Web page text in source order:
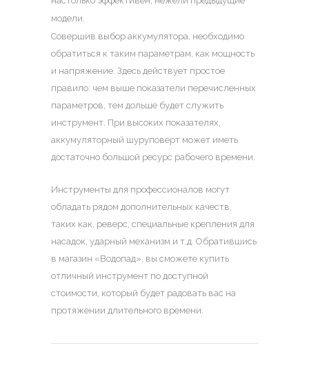
модели.
Совершив выбор аккумулятора, необходимо
обратиться к таким параметрам, как мощность
и напряжение. Здесь действует простое
правило: чем выше показатели перечисленных
параметров, тем дольше будет служить
инструмент. При высоких показателях,
аккумуляторный шуруповерт может иметь
достаточно большой ресурс рабочего времени.
Инструменты для профессионалов могут
обладать рядом дополнительных качеств,
таких как, реверс, специальные крепления для
насадок, ударный механизм и т.д. Обратившись
в магазин «Водопад», вы сможете купить
отличный инструмент по доступной
стоимости, который будет радовать вас на
протяжении длительного времени.